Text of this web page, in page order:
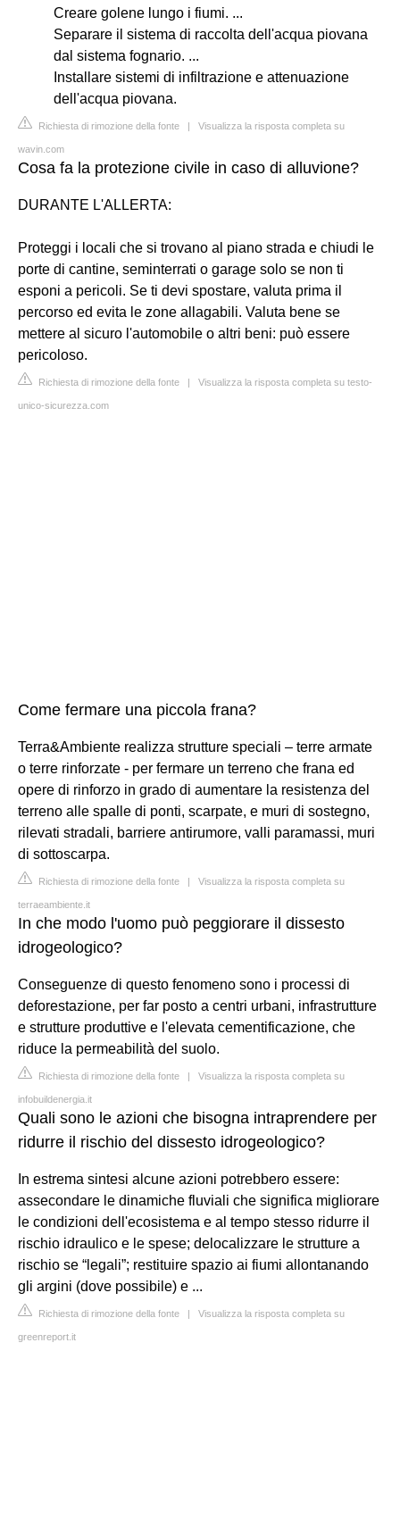
Creare golene lungo i fiumi. ...
Separare il sistema di raccolta dell'acqua piovana
dal sistema fognario. ...
Installare sistemi di infiltrazione e attenuazione
dell'acqua piovana.
Richiesta di rimozione della fonte | Visualizza la risposta completa su
wavin.com
Cosa fa la protezione civile in caso di alluvione?
DURANTE L'ALLERTA:
Proteggi i locali che si trovano al piano strada e chiudi le
porte di cantine, seminterrati o garage solo se non ti
esponi a pericoli. Se ti devi spostare, valuta prima il
percorso ed evita le zone allagabili. Valuta bene se
mettere al sicuro l'automobile o altri beni: può essere
pericoloso.
Richiesta di rimozione della fonte | Visualizza la risposta completa su testo-
unico-sicurezza.com
Come fermare una piccola frana?
Terra&Ambiente realizza strutture speciali – terre armate
o terre rinforzate - per fermare un terreno che frana ed
opere di rinforzo in grado di aumentare la resistenza del
terreno alle spalle di ponti, scarpate, e muri di sostegno,
rilevati stradali, barriere antirumore, valli paramassi, muri
di sottoscarpa.
Richiesta di rimozione della fonte | Visualizza la risposta completa su
terraeambiente.it
In che modo l'uomo può peggiorare il dissesto
idrogeologico?
Conseguenze di questo fenomeno sono i processi di
deforestazione, per far posto a centri urbani, infrastrutture
e strutture produttive e l'elevata cementificazione, che
riduce la permeabilità del suolo.
Richiesta di rimozione della fonte | Visualizza la risposta completa su
infobuildenergia.it
Quali sono le azioni che bisogna intraprendere per
ridurre il rischio del dissesto idrogeologico?
In estrema sintesi alcune azioni potrebbero essere:
assecondare le dinamiche fluviali che significa migliorare
le condizioni dell'ecosistema e al tempo stesso ridurre il
rischio idraulico e le spese; delocalizzare le strutture a
rischio se “legali”; restituire spazio ai fiumi allontanando
gli argini (dove possibile) e ...
Richiesta di rimozione della fonte | Visualizza la risposta completa su
greenreport.it